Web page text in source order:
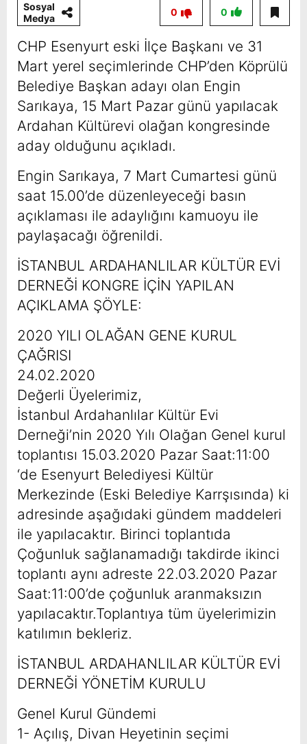
Sosyal
Medya
0
0
CHP Esenyurt eski İlçe Başkanı ve 31
Mart yerel seçimlerinde CHP’den Köprülü
Belediye Başkan adayı olan Engin
Sarıkaya, 15 Mart Pazar günü yapılacak
Ardahan Kültürevi olağan kongresinde
aday olduğunu açıkladı.
Engin Sarıkaya, 7 Mart Cumartesi günü
saat 15.00’de düzenleyeceği basın
açıklaması ile adaylığını kamuoyu ile
paylaşacağı öğrenildi.
İSTANBUL ARDAHANLILAR KÜLTÜR EVİ
DERNEĞİ KONGRE İÇİN YAPILAN
AÇIKLAMA ŞÖYLE:
2020 YILI OLAĞAN GENE KURUL
ÇAĞRISI
24.02.2020
Değerli Üyelerimiz,
İstanbul Ardahanlılar Kültür Evi
Derneği’nin 2020 Yılı Olağan Genel kurul
toplantısı 15.03.2020 Pazar Saat:11:00
‘de Esenyurt Belediyesi Kültür
Merkezinde (Eski Belediye Karrşısında) ki
adresinde aşağıdaki gündem maddeleri
ile yapılacaktır. Birinci toplantıda
Çoğunluk sağlanamadığı takdirde ikinci
toplantı aynı adreste 22.03.2020 Pazar
Saat:11:00’de çoğunluk aranmaksızın
yapılacaktır.Toplantıya tüm üyelerimizin
katılımın bekleriz.
İSTANBUL ARDAHANLILAR KÜLTÜR EVİ
DERNEĞİ YÖNETİM KURULU
Genel Kurul Gündemi
1- Açılış, Divan Heyetinin seçimi